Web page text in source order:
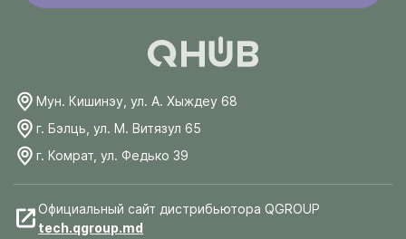
Мун. Кишинэу, ул. А. Хыждеу 68
г. Бэлць, ул. М. Витязул 65
г. Комрат, ул. Федько 39
Официальный сайт дистрибьютора QGROUP
tech.qgroup.md